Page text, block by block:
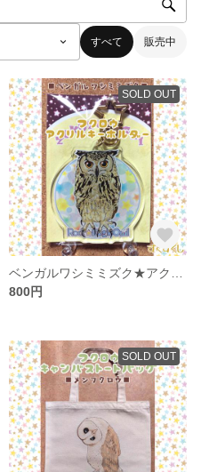
すべて 販売中
SOLD OUT
800円
SOLD OUT